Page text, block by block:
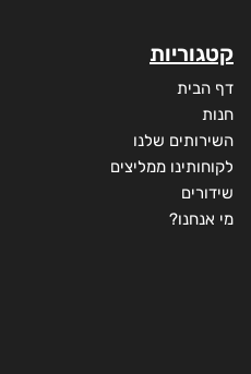
קטגוריות
דף הבית
חנות
השירותים שלנו
לקוחותינו ממליצים
שידורים
מי אנחנו?